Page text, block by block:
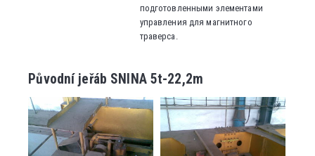
подготовленными элементами
управления для магнитного
траверса.
Původní jeřáb SNINA 5t-22,2m